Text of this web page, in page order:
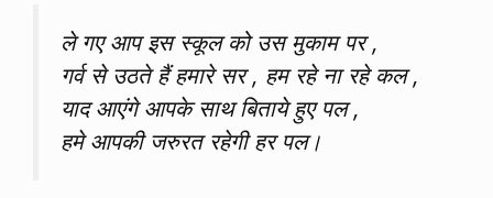
ले गए आप इस स्कूल को उस मुकाम पर ,
गर्व से उठते हैं हमारे सर , हम रहे ना रहे कल ,
याद आएंगे आपके साथ बिताये हुए पल ,
हमे आपकी जरुरत रहेगी हर पल।